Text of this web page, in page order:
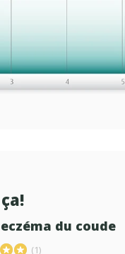
du coude
(1)